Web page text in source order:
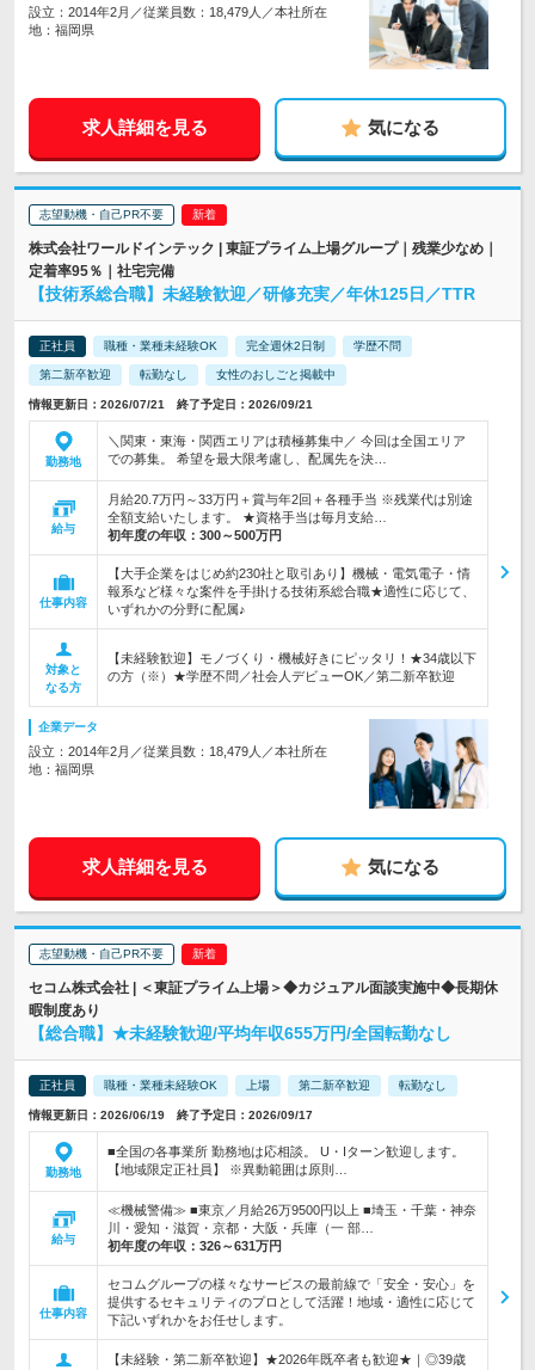
設立：2014年2月／従業員数：18,479人／本社所在
地：福岡県
求人詳細を見る 気になる
志望動機・自己PR不要
株式会社ワールドインテック | 東証プライム上場グループ｜残業少なめ｜
定着率95％｜社宅完備
【技術系総合職】未経験歓迎／研修充実／年休125日／TTR
正社員 職種・業種未経験OK 完全週休2日制 学歴不問
第二新卒歓迎 転勤なし 女性のおしごと掲載中
情報更新日：2026/07/21 終了予定日：2026/09/21
勤務地
＼関東・東海・関西エリアは積極募集中／ 今回は全国エリア
での募集。 希望を最大限考慮し、配属先を決…
給与
月給20.7万円～33万円＋賞与年2回＋各種手当 ※残業代は別途
全額支給いたします。 ★資格手当は毎月支給…
初年度の年収： 300～500万円
仕事内容
【大手企業をはじめ約230社と取引あり】機械・電気電子・情
報系など様々な案件を手掛ける技術系総合職★適性に応じて、
いずれかの分野に配属♪
対象と
なる方
【未経験歓迎】モノづくり・機械好きにピッタリ！★34歳以下
の方（※）★学歴不問／社会人デビューOK／第二新卒歓迎
企業データ
設立：2014年2月／従業員数：18,479人／本社所在
地：福岡県
求人詳細を見る 気になる
志望動機・自己PR不要
セコム株式会社 | ＜東証プライム上場＞◆カジュアル面談実施中◆長期休
暇制度あり
【総合職】★未経験歓迎/平均年収655万円/全国転勤なし
正社員 職種・業種未経験OK 上場 第二新卒歓迎 転勤なし
情報更新日：2026/06/19 終了予定日：2026/09/17
勤務地
■全国の各事業所 勤務地は応相談。 U・Iターン歓迎します。
【地域限定正社員】 ※異動範囲は原則…
給与
≪機械警備≫ ■東京／月給26万9500円以上 ■埼玉・千葉・神奈
川・愛知・滋賀・京都・大阪・兵庫（一 部…
初年度の年収： 326～631万円
仕事内容
セコムグループの様々なサービスの最前線で「安全・安心」を
提供するセキュリティのプロとして活躍！地域・適性に応じて
下記いずれかをお任せします。
【未経験・第二新卒歓迎】★2026年既卒者も歓迎★｜◎39歳